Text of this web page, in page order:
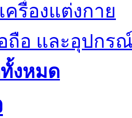
ครื่องแต่งกาย
ถือ และอุปกร
งหมด